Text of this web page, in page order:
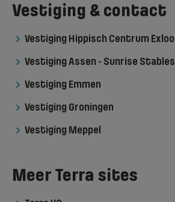
Vestiging & contact
Vestiging Hippisch Centrum Exloo
Vestiging Assen - Sunrise Stables
Vestiging Emmen
Vestiging Groningen
Vestiging Meppel
Meer Terra sites